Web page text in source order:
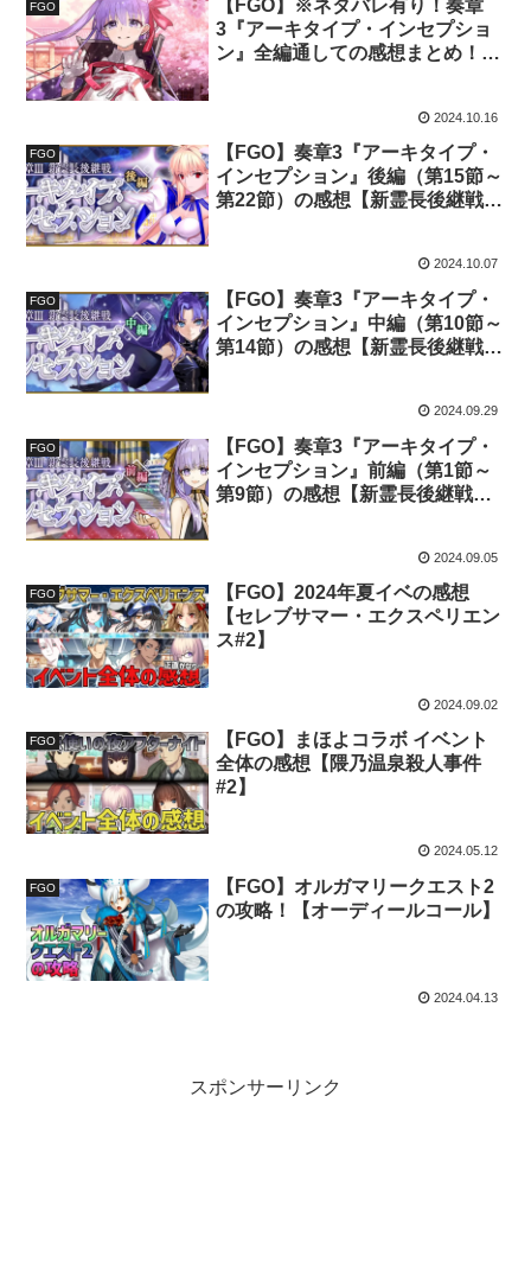
FGO
【FGO】※ネタバレ有り！奏章
3『アーキタイプ・インセプショ
ン』全編通しての感想まとめ！
2024.10.16
FGO
【FGO】奏章3『アーキタイプ・
インセプション』後編（第15節～
第22節）の感想【新霊長後継戦ア
2024.10.07
FGO
【FGO】奏章3『アーキタイプ・
インセプション』中編（第10節～
第14節）の感想【新霊長後継戦ア
2024.09.29
FGO
【FGO】奏章3『アーキタイプ・
インセプション』前編（第1節～
第9節）の感想【新霊長後継戦ア
2024.09.05
FGO
【FGO】2024年夏イベの感想
【セレブサマー・エクスペリエン
ス#2】
2024.09.02
FGO
【FGO】まほよコラボ イベント
全体の感想【隈乃温泉殺人事件
#2】
2024.05.12
FGO
【FGO】オルガマリークエスト2
の攻略！【オーディールコール】
2024.04.13
スポンサーリンク